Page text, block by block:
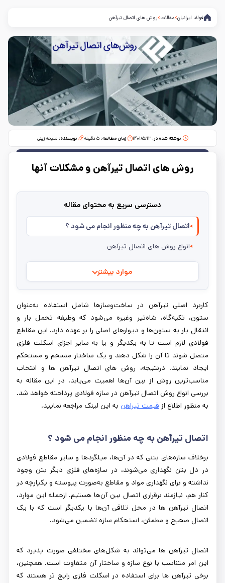
فولاد ایرانیان مقالات روش های اتصال تیرآهن
نوشته شده در: ۱۴۰۱/۵/۱۲ زمان مطالعه:‌ ۵ دقیقه نویسنده: ملیحه زینی
روش‌ های اتصال تیرآهن و مشکلات آنها
دسترسی سریع به محتوای مقاله
اتصال تیرآهن به چه منظور انجام می شود ؟
انواع روش های اتصال تیرآهن
موارد بیشتر
کاربرد اصلی تیرآهن در ساخت‌وسازها شامل استفاده به‌عنوان
ستون، تکیه‌گاه، شاه‌تیر وغیره می‌شود که وظیفه تحمل بار و
انتقال بار به ستون‌ها و دیوارهای اصلی را بر عهده دارد. این مقاطع
فولادی لازم است تا به یکدیگر و یا به سایر اجزای اسکلت فلزی
متصل شوند تا آن را شکل دهند و یک ساختار منسجم و مستحکم
ایجاد نمایند. درنتیجه، روش‌ های اتصال تیرآهن‌ ها و انتخاب
مناسب‌ترین روش از بین آن‌ها اهمیت می‌یابد. در این مقاله به
بررسی انواع روش اتصال تیرآهن در سازه فولادی پرداخته خواهد شد.
به منظور اطلاع از قیمت تیراهن به این لینک مراجعه نمایید.
اتصال تیرآهن به چه منظور انجام می ‌شود ؟
برخلاف سازه‌های بتنی که در آن‌ها، میلگردها و سایر مقاطع فولادی
در دل بتن نگهداری می‌شوند، در سازه‌های فلزی دیگر بتن وجود
نداشته و برای نگهداری مواد و مقاطع به‌صورت پیوسته و یکپارچه در
کنار هم، نیازمند برقراری اتصال بین آن‌ها هستیم. ازجمله این موارد،
اتصال تیرآهن ‌ها در محل تلاقی آن‌ها با یکدیگر است که با یک
اتصال صحیح و مطمئن، استحکام سازه تضمین می‌شود.
اتصال تیرآهن ‌ها می‌تواند به شکل‌های مختلفی صورت پذیرد که
این امر متناسب با نوع سازه و ساختار آن متفاوت است. همچنین،
برخی تیرآهن ها برای استفاده در اسکلت فلزی رایج تر هستند که